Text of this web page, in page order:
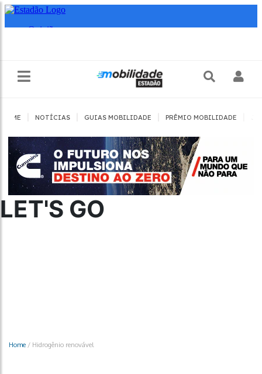
HOME NOTÍCIAS GUIAS MOBILIDADE PRÊMIO MOBILIDADE
LET'S GO
Home / Hidrogênio renovável